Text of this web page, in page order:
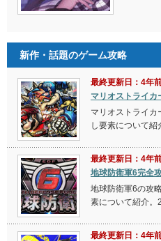
新作・話題のゲーム攻略
最終更新日：4年
マリオストライカ
マリオストライカ
し要素について
最終更新日：4年
地球防衛軍6完全
地球防衛軍6の攻
素について紹介
最終更新日：4年